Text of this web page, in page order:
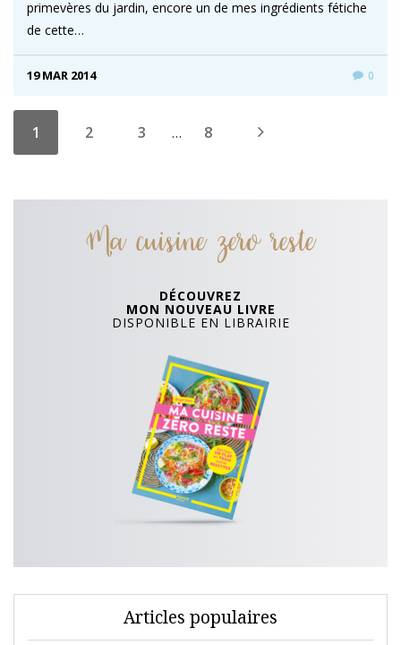
primevères du jardin, encore un de mes ingrédients fétiche
de cette…
19 MAR 2014 0
1 2 3 … 8
Ma cuisine zero reste
DÉCOUVREZ
MON NOUVEAU LIVRE
DISPONIBLE EN LIBRAIRIE
Articles populaires